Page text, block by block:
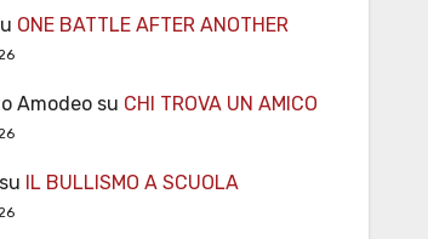
ONE BATTLE AFTER ANOTHER
Amodeosu CHI TROVA UN AMICO
su IL BULLISMO A SCUOLA